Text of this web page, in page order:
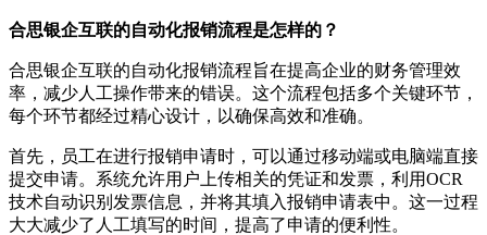
合思银企互联的自动化报销流程是怎样的？
合思银企互联的自动化报销流程旨在提高企业的财务管理效
率，减少人工操作带来的错误。这个流程包括多个关键环节，
每个环节都经过精心设计，以确保高效和准确。
首先，员工在进行报销申请时，可以通过移动端或电脑端直接
提交申请。系统允许用户上传相关的凭证和发票，利用OCR
技术自动识别发票信息，并将其填入报销申请表中。这一过程
大大减少了人工填写的时间，提高了申请的便利性。